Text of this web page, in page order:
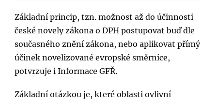
Základní princip, tzn. možnost až do účinnosti
české novely zákona o DPH postupovat buď dle
současného znění zákona, nebo aplikovat přímý
účinek novelizované evropské směrnice,
potvrzuje i Informace GFŘ.
Základní otázkou je, které oblasti ovlivní